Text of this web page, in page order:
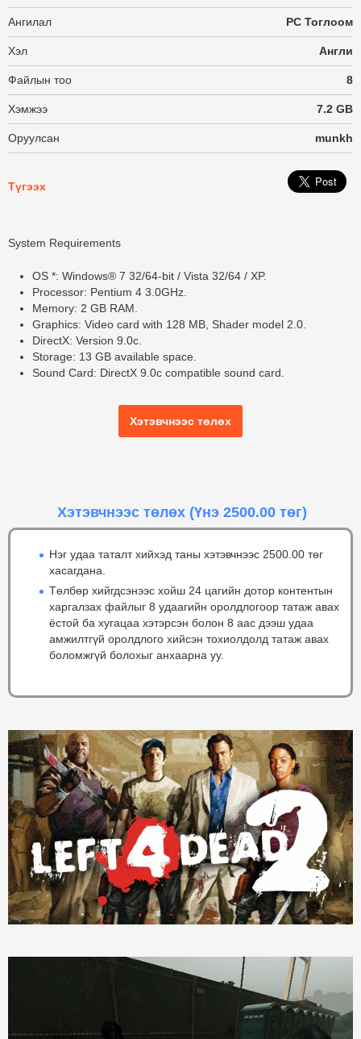
Ангилал PC Тоглоом
Хэл Англи
Файлын тоо 8
Хэмжээ 7.2 GB
Оруулсан munkh
Түгээх
System Requirements
OS *: Windows® 7 32/64-bit / Vista 32/64 / XP.
Processor: Pentium 4 3.0GHz.
Memory: 2 GB RAM.
Graphics: Video card with 128 MB, Shader model 2.0.
DirectX: Version 9.0c.
Storage: 13 GB available space.
Sound Card: DirectX 9.0c compatible sound card.
Хэтэвчнээс төлөх
Хэтэвчнээс төлөх (Үнэ 2500.00 төг)
Нэг удаа таталт хийхэд таны хэтэвчнээс 2500.00 төг
хасагдана.
Төлбөр хийгдсэнээс хойш 24 цагийн дотор контентын
харгалзах файлыг 8 удаагийн оролдлогоор татаж авах
ёстой ба хугацаа хэтэрсэн болон 8 аас дээш удаа
амжилтгүй оролдлого хийсэн тохиолдолд татаж авах
боломжгүй болохыг анхаарна уу.